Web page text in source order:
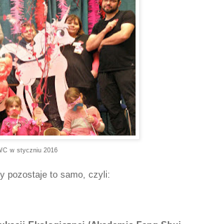
w styczniu 2016
pozostaje to samo, czyli: